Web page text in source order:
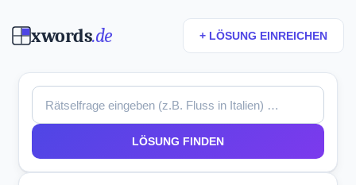
xwords.de + LÖSUNG EINREICHEN
LÖSUNG FINDEN